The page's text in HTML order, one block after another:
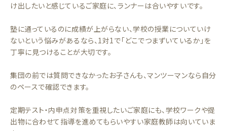
け出したいと感じているご家庭に、ランナーは合いやすいです。
塾に通っているのに成績が上がらない、学校の授業についていけ
ないという悩みがあるなら、1対1で「どこでつまずいているか」を
丁寧に見つけることが大切です。
集団の前では質問できなかったお子さんも、マンツーマンなら自分
のペースで確認できます。
定期テスト・内申点対策を重視したいご家庭にも、学校ワークや提
出物に合わせて指導を進めてもらいやすい家庭教師は向いていま